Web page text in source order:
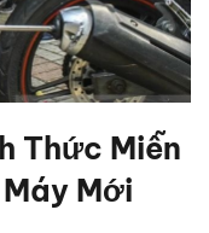
Thức Miễn
Mới